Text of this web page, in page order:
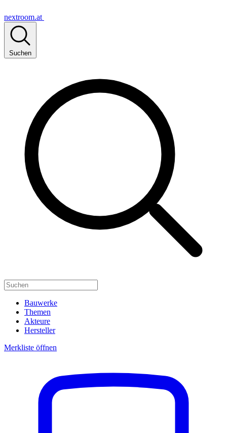
nextroom.at
Suchen
Bauwerke
Themen
Akteure
Hersteller
Merkliste öffnen